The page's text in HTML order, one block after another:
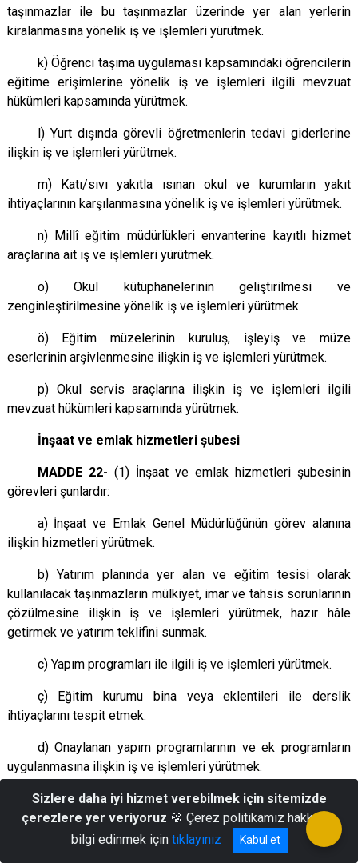
taşınmazlar ile bu taşınmazlar üzerinde yer alan yerlerin
kiralanmasına yönelik iş ve işlemleri yürütmek.
k) Öğrenci taşıma uygulaması kapsamındaki öğrencilerin
eğitime erişimlerine yönelik iş ve işlemleri ilgili mevzuat
hükümleri kapsamında yürütmek.
l) Yurt dışında görevli öğretmenlerin tedavi giderlerine
ilişkin iş ve işlemleri yürütmek.
m) Katı/sıvı yakıtla ısınan okul ve kurumların yakıt
ihtiyaçlarının karşılanmasına yönelik iş ve işlemleri yürütmek.
n) Millî eğitim müdürlükleri envanterine kayıtlı hizmet
araçlarına ait iş ve işlemleri yürütmek.
o) Okul kütüphanelerinin geliştirilmesi ve
zenginleştirilmesine yönelik iş ve işlemleri yürütmek.
ö) Eğitim müzelerinin kuruluş, işleyiş ve müze
eserlerinin arşivlenmesine ilişkin iş ve işlemleri yürütmek.
p) Okul servis araçlarına ilişkin iş ve işlemleri ilgili
mevzuat hükümleri kapsamında yürütmek.
İnşaat ve emlak hizmetleri şubesi
MADDE 22- (1) İnşaat ve emlak hizmetleri şubesinin
görevleri şunlardır:
a) İnşaat ve Emlak Genel Müdürlüğünün görev alanına
ilişkin hizmetleri yürütmek.
b) Yatırım planında yer alan ve eğitim tesisi olarak
kullanılacak taşınmazların mülkiyet, imar ve tahsis sorunlarının
çözülmesine ilişkin iş ve işlemleri yürütmek, hazır hâle
getirmek ve yatırım teklifini sunmak.
c) Yapım programları ile ilgili iş ve işlemleri yürütmek.
ç) Eğitim kurumu bina veya eklentileri ile derslik
ihtiyaçlarını tespit etmek.
d) Onaylanan yapım programlarının ve ek programların
uygulanmasına ilişkin iş ve işlemleri yürütmek.
e) Halk katkısı ile yapılacak eğitim yapılarına ilişkin iş ve
işlemleri yürütmek.
f) İlgili yıl yatırım programında yer alan inşaat projelerinin
Sizlere daha iyi hizmet verebilmek için sitemizde
çerezlere yer veriyoruz 🍪 Çerez politikamız hakkında
bilgi edinmek için tıklayınız Kabul et